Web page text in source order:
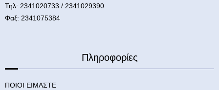
Τηλ: 2341020733 / 2341029390
Φαξ: 2341075384
Πληροφορίες
ΠΟΙΟΙ ΕΙΜΑΣΤΕ